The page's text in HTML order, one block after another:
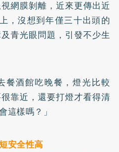
網膜剝離，近來更傳出近
，沒想到年僅三十出頭的
青光眼問題，引發不少生
餐酒館吃晚餐，燈光比較
靠近，還要打燈才看得清
這樣嗎？」
安全性高